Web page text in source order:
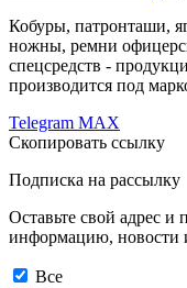
Кобуры, патронташи,
ножны, ремни
спецсредств -
производится под
Telegram MAX
Скопировать ссылку
Подписка на рассылку
Оставьте свой адрес
информацию, новости
Все